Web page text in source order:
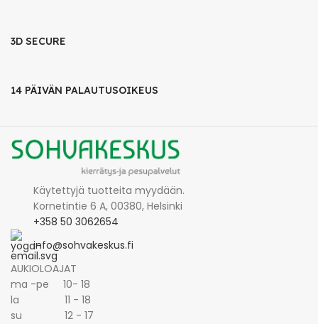
3D SECURE
14 PÄIVÄN PALAUTUSOIKEUS
Käytettyjä tuotteita myydään.
Kornetintie 6 A, 00380, Helsinki
+358 50 3062654
info@sohvakeskus.fi
AUKIOLOAJAT
ma -pe 10- 18
la 11 - 18
su 12 - 17